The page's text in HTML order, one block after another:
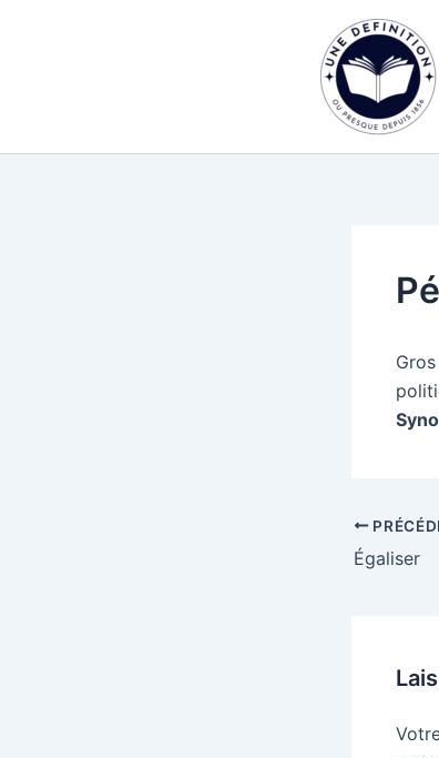
Égaliser